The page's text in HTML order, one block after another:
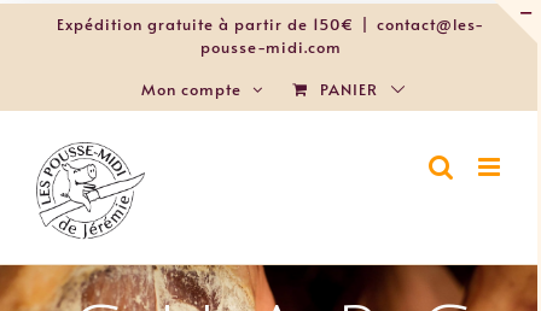
Expédition gratuite à partir de 150€ | contact@les-
pousse-midi.com
Mon compte
PANIER
LES POUSSE-
MIDI • LA